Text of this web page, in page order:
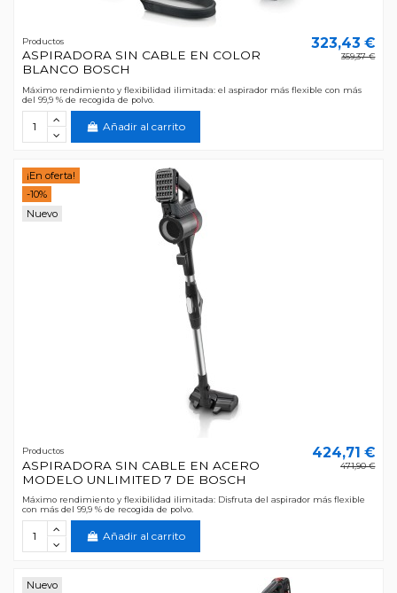
Productos
ASPIRADORA SIN CABLE EN COLOR
BLANCO BOSCH
323,43 €
359,37 €
Máximo rendimiento y flexibilidad ilimitada: el aspirador más flexible con más
del 99,9 % de recogida de polvo.
Añadir al carrito
¡En oferta!
-10%
Nuevo
Productos
ASPIRADORA SIN CABLE EN ACERO
MODELO UNLIMITED 7 DE BOSCH
424,71 €
471,90 €
Máximo rendimiento y flexibilidad ilimitada: Disfruta del aspirador más flexible
con más del 99,9 % de recogida de polvo.
Añadir al carrito
Nuevo